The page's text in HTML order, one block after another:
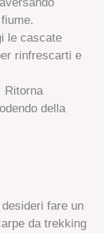
le cascate
rinfrescarti e
Ritorna
della
fare un
da trekking